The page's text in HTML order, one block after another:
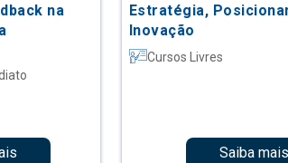
na
Estratégia,
Inovação
Cursos Livres
Saiba mais